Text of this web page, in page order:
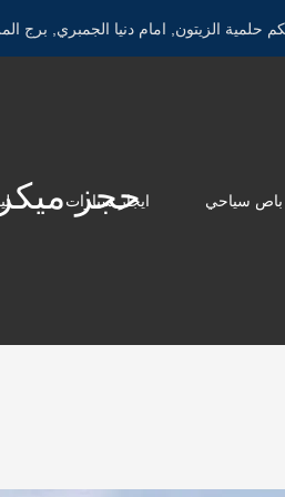
حلمية الزيتون, امام دنيا الجمبري, برج
سياحي ايجار سيارات
حجز ميكروباص